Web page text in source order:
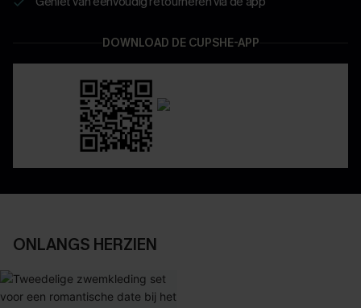
DOWNLOAD DE CUPSHE-APP
ONLANGS HERZIEN